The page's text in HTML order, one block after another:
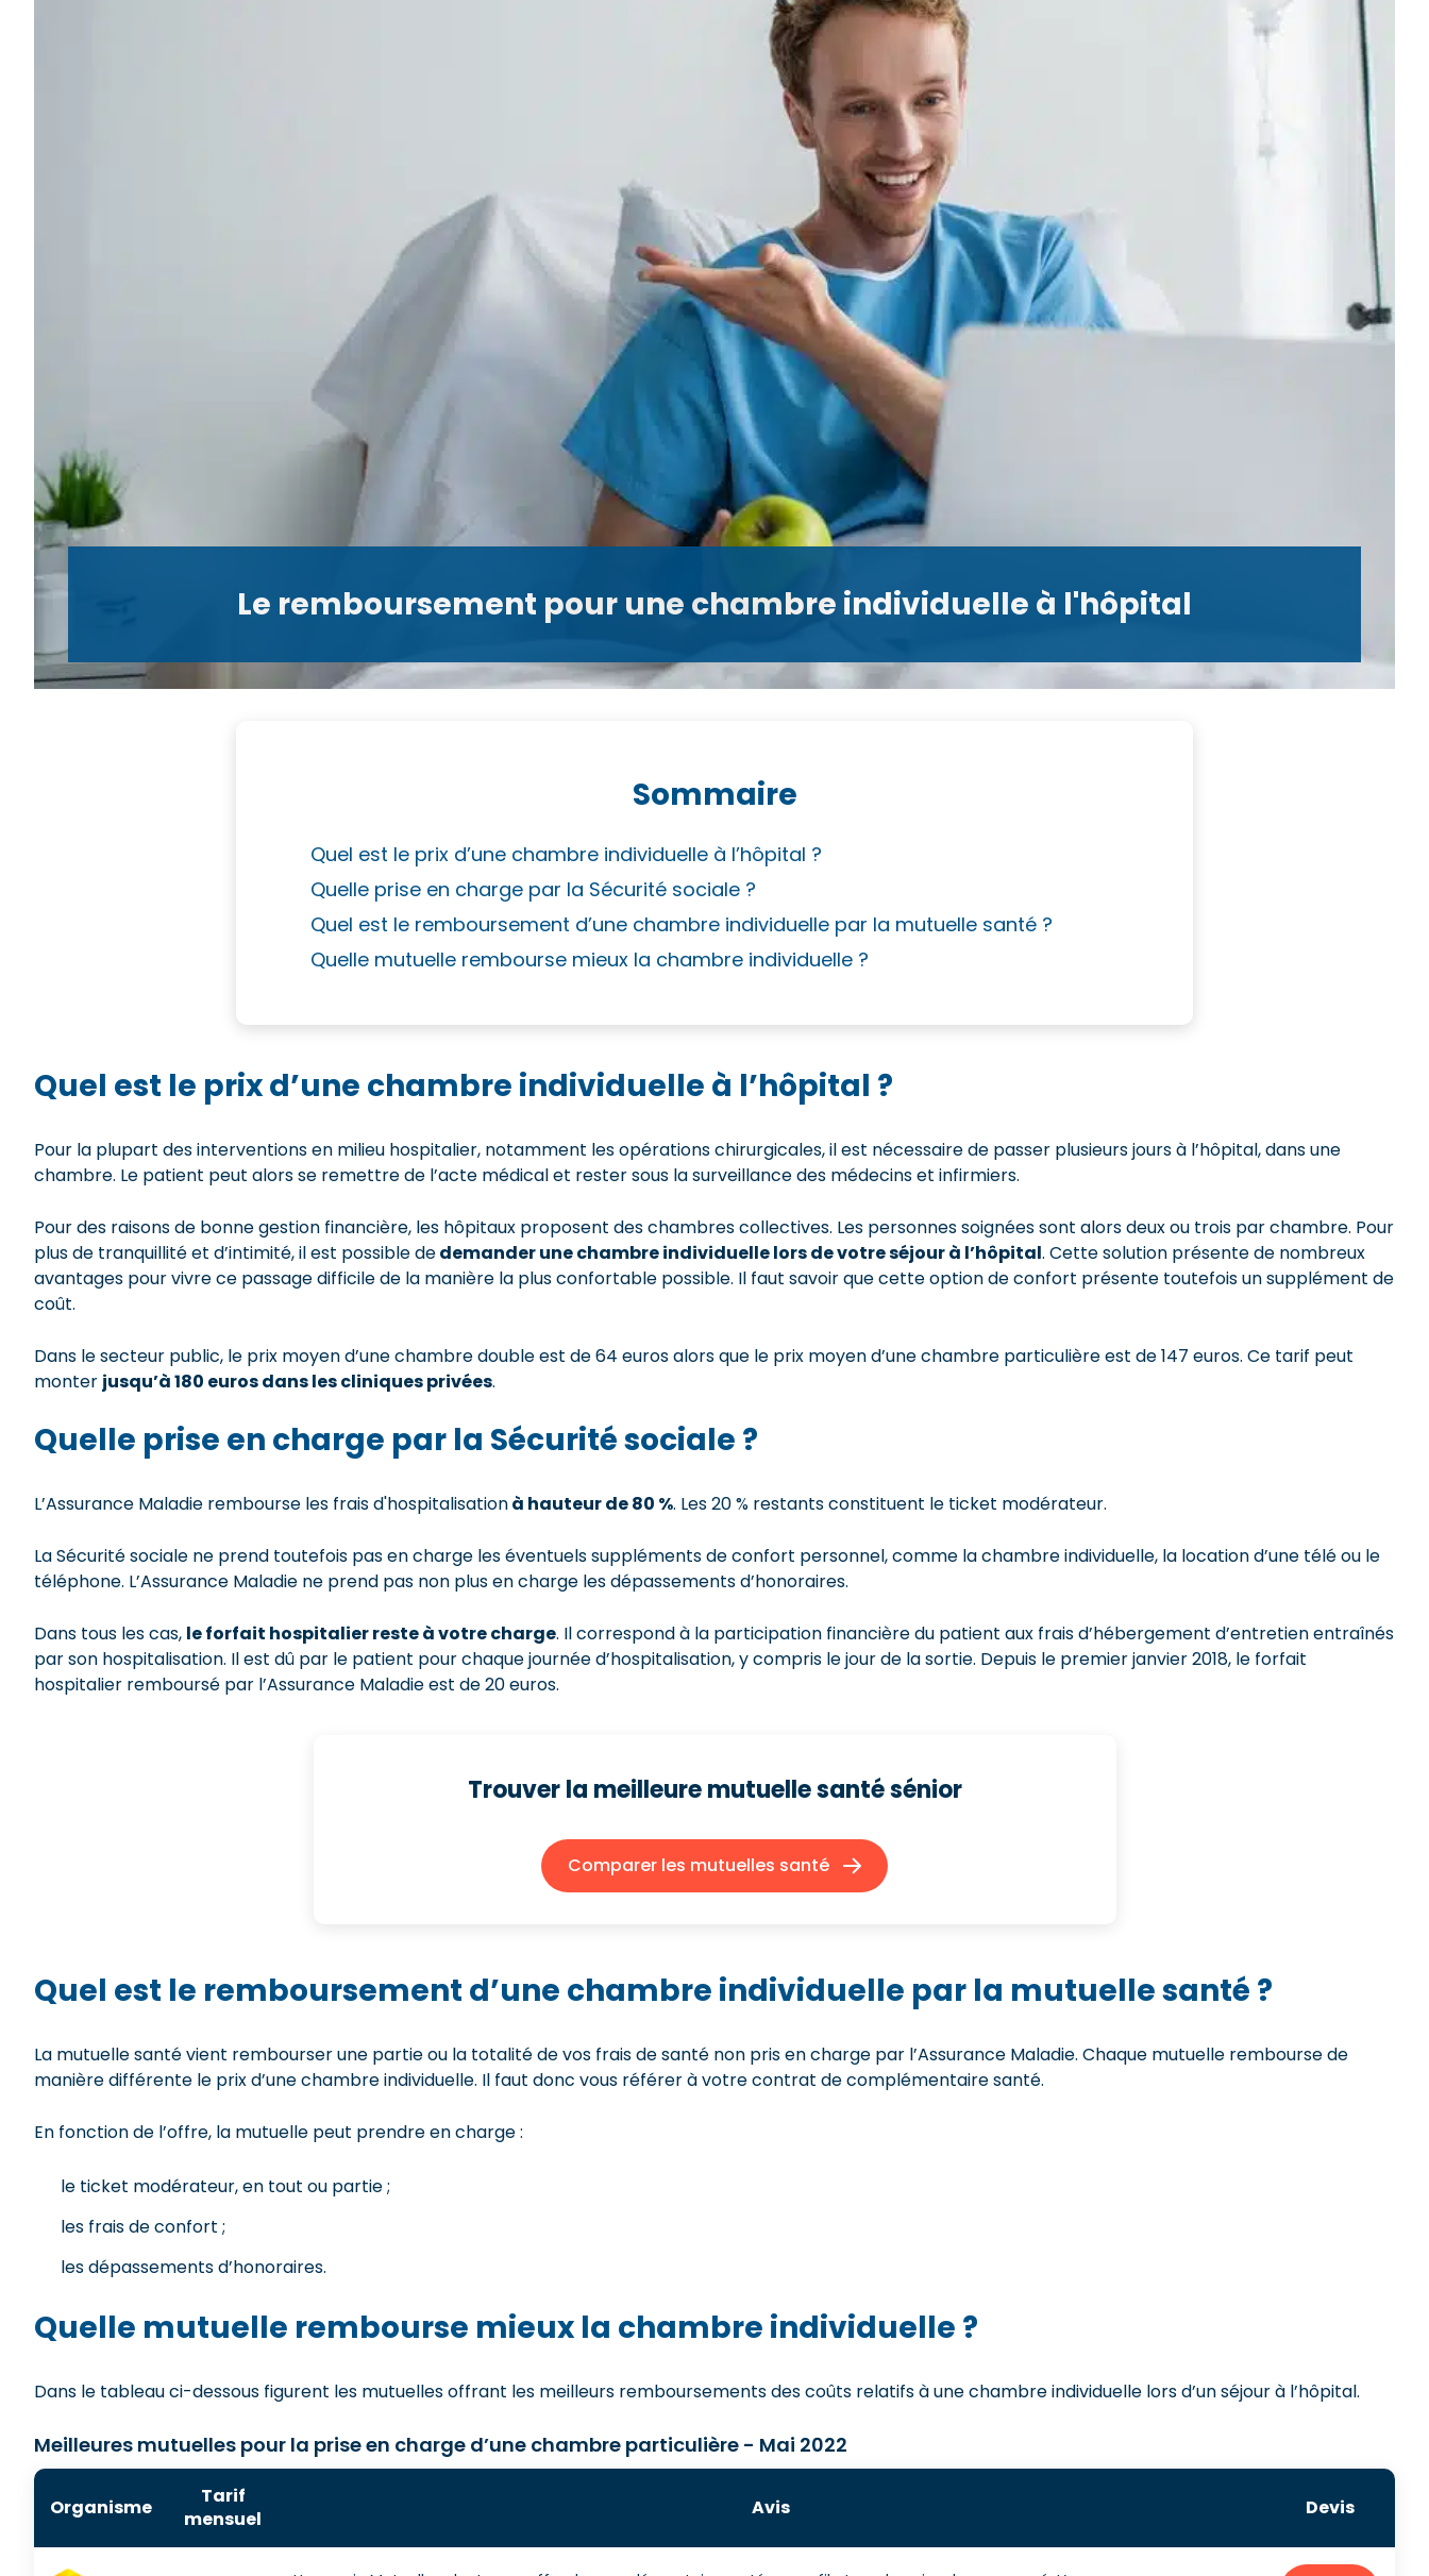
Le remboursement pour une chambre individuelle à l'hôpital
Sommaire
Quel est le prix d’une chambre individuelle à l’hôpital ?
Quelle prise en charge par la Sécurité sociale ?
Quel est le remboursement d’une chambre individuelle par la mutuelle santé ?
Quelle mutuelle rembourse mieux la chambre individuelle ?
Quel est le prix d’une chambre individuelle à l’hôpital ?
Pour la plupart des interventions en milieu hospitalier, notamment les opérations chirurgicales, il est nécessaire de passer plusieurs jours à l’hôpital, dans une
chambre. Le patient peut alors se remettre de l’acte médical et rester sous la surveillance des médecins et infirmiers.
Pour des raisons de bonne gestion financière, les hôpitaux proposent des chambres collectives. Les personnes soignées sont alors deux ou trois par chambre. Pour
plus de tranquillité et d’intimité, il est possible dedemander une chambre individuelle lors de votre séjour à l’hôpital. Cette solution présente de nombreux
avantages pour vivre ce passage difficile de la manière la plus confortable possible. Il faut savoir que cette option de confort présente toutefois un supplément de
coût.
Dans le secteur public, le prix moyen d’une chambre double est de 64 euros alors que le prix moyen d’une chambre particulière est de 147 euros. Ce tarif peut
monter jusqu’à 180 euros dans les cliniques privées.
Quelle prise en charge par la Sécurité sociale ?
L’Assurance Maladie rembourse les frais d'hospitalisationà hauteur de 80 %. Les 20 % restants constituent le ticket modérateur.
La Sécurité sociale ne prend toutefois pas en charge les éventuels suppléments de confort personnel, comme la chambre individuelle, la location d’une télé ou le
téléphone. L’Assurance Maladie ne prend pas non plus en charge les dépassements d’honoraires.
Dans tous les cas, le forfait hospitalier reste à votre charge. Il correspond à la participation financière du patient aux frais d’hébergement d’entretien entraînés
par son hospitalisation. Il est dû par le patient pour chaque journée d’hospitalisation, y compris le jour de la sortie. Depuis le premier janvier 2018, le forfait
hospitalier remboursé par l’Assurance Maladie est de 20 euros.
Trouver la meilleure mutuelle santé sénior
Comparer les mutuelles santé
Quel est le remboursement d’une chambre individuelle par la mutuelle santé ?
La mutuelle santé vient rembourser une partie ou la totalité de vos frais de santé non pris en charge par l’Assurance Maladie. Chaque mutuelle rembourse de
manière différente le prix d’une chambre individuelle. Il faut donc vous référer à votre contrat de complémentaire santé.
En fonction de l’offre, la mutuelle peut prendre en charge :
le ticket modérateur, en tout ou partie ;
les frais de confort ;
les dépassements d’honoraires.
Quelle mutuelle rembourse mieux la chambre individuelle ?
Dans le tableau ci-dessous figurent les mutuelles offrant les meilleurs remboursements des coûts relatifs à une chambre individuelle lors d’un séjour à l’hôpital.
Meilleures mutuelles pour la prise en charge d’une chambre particulière - Mai 2022
Organisme
Tarif
mensuel
Avis Devis